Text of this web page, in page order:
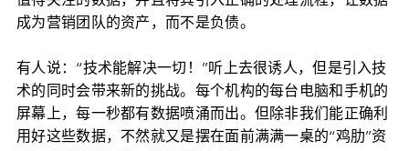
成为营销团队的资产，而不是负债。
有人说：“技术能解决一切！”听上去很诱人，但是引入技
术的同时会带来新的挑战。每个机构的每台电脑和手机的
屏幕上，每一秒都有数据喷涌而出。但除非我们能正确利
用好这些数据，不然就又是摆在面前满满一桌的“鸡肋”资